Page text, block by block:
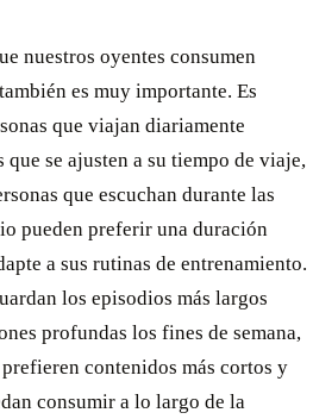
nuestros oyentes consumen
es muy importante. Es
que viajan diariamente
se ajusten a su tiempo de viaje,
que escuchan durante las
pueden preferir una duración
a sus rutinas de entrenamiento.
los episodios más largos
profundas los fines de semana,
contenidos más cortos y
consumir a lo largo de la